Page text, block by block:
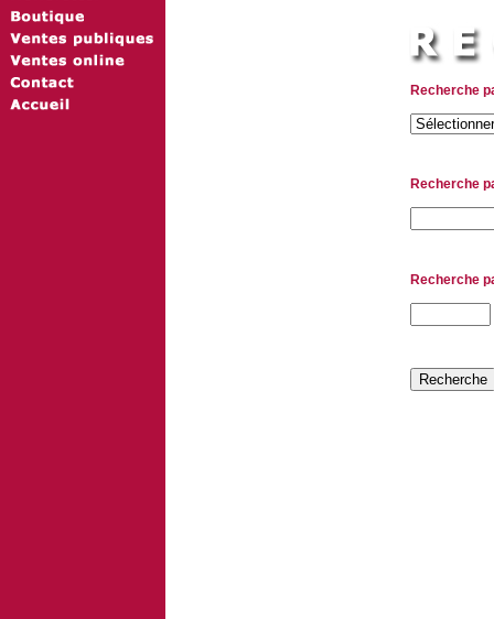
Recherche
Recherche
Recherche